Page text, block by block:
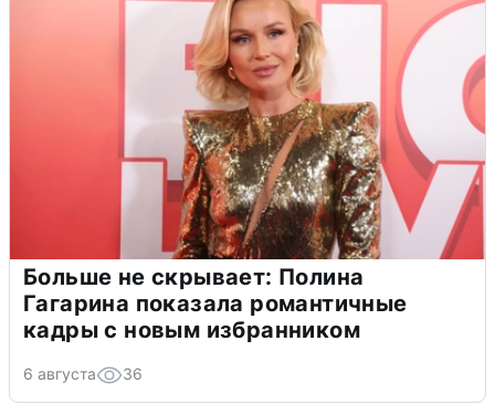
Больше не скрывает: Полина
Гагарина показала романтичные
кадры с новым избранником
6 августа 36